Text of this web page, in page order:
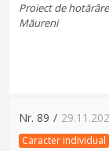
Proiect de
Măureni
Nr. 89 /
Caracter individual